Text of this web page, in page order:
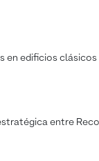
en edificios
entre